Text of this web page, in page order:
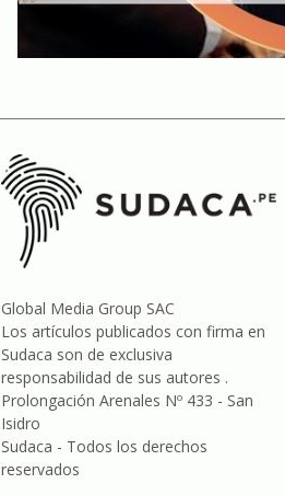
Global Media Group SAC
Los artículos publicados con firma en
Sudaca son de exclusiva
responsabilidad de sus autores .
Prolongación Arenales Nº 433 - San
Isidro
Sudaca - Todos los derechos
reservados